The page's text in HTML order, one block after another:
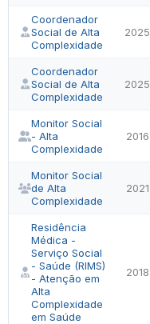
Coordenador
Social de Alta
Complexidade
2025
Coordenador
Social de Alta
Complexidade
2025
Monitor Social
- Alta
Complexidade
2016
Monitor Social
de Alta
Complexidade
2021
Residência
Médica -
Serviço Social
- Saúde (RIMS)
- Atenção em
Alta
Complexidade
em Saúde
2018